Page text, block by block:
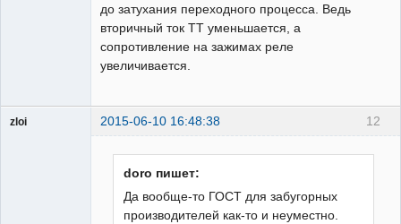
до затухания переходного процесса. Ведь
вторичный ток ТТ уменьшается, а
сопротивление на зажимах реле
увеличивается.
12
zloi 2015-06-10 16:48:38
doro пишет:
Да вообще-то ГОСТ для забугорных
производителей как-то и неуместно.